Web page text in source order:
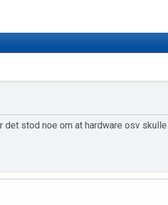
stod noe om at hardware osv